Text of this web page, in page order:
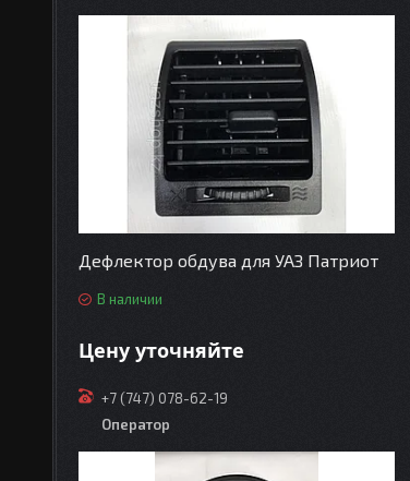
Дефлектор обдува для УАЗ Патриот
В наличии
Цену уточняйте
+7 (747) 078-62-19
Оператор